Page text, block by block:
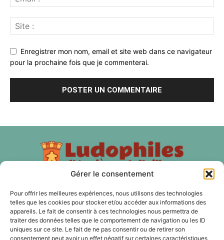
Gérer le consentement
Pour offrir les meilleures expériences, nous utilisons des technologies
telles que les cookies pour stocker et/ou accéder aux informations des
appareils. Le fait de consentir à ces technologies nous permettra de
traiter des données telles que le comportement de navigation ou les ID
uniques sur ce site. Le fait de ne pas consentir ou de retirer son
consentement peut avoir un effet négatif sur certaines caractéristiques
Enregistrer mon nom, email et site web dans ce navigateur
pour la prochaine fois que je commenterai.
À PROPOS
Les Ludophiles d'Asnières et d'ailleurs est une association
de jeux de plateau, de jeux d'histoire, de jeux de rôles, de